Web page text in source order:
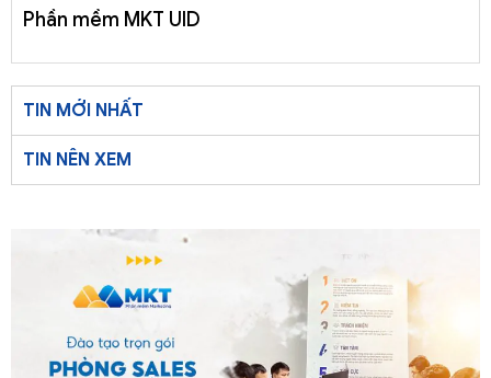
Phần mềm MKT UID
TIN MỚI NHẤT
TIN NÊN XEM